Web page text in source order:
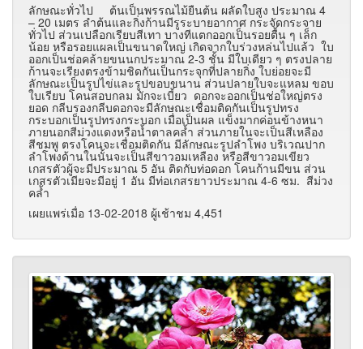
ลักษณะทั่วไป ต้นเป็นพรรณไม้ยืนต้น ผลัดใบสูง ประมาณ 4
– 20 เมตร ลำต้นและกิ่งก้านมีรูระบายอากาศ กระจัดกระจาย
ทั่วไป ส่วนเปลือกเรียบสีเทา บางทีแตกออกเป็นรอยตื้น ๆ เล็ก
น้อย หรือรอยแผลเป็นขนาดใหญ่ เกิดจากใบร่วงหล่นไปแล้ว ใบ
ออกเป็นช่อคล้ายขนนกประมาณ 2-3 ชั้น มีใบเดียว ๆ ตรงปลาย
ก้านจะเรียงตรงข้ามชิดกันเป็นกระจุกที่ปลายกิ่ง ใบย่อยจะมี
ลักษณะเป็นรูปไข่และรูปขอบขนาน ส่วนปลายใบจะแหลม ขอบ
ใบเรียบ โคนสอบกลม มักจะเบี้ยว ดอกจะออกเป็นช่อใหญ่ตรง
ยอด กลีบรองกลีบดอกจะมีลักษณะเชื่อมติดกันเป็นรูปทรง
กระบอกเป็นรูปทรงกระบอก เมื่อเป็นผล แข็งมากค่อนข้างหนา
ภายนอกสีม่วงแดงหรือน้ำตาลคล้ำ ส่วนภายในจะเป็นสีเหลือง
สีชมพู ตรงโคนจะเชื่อมติดกัน มีลักษณะรูปลำโพง บริเวณปาก
ลำโพงด้านในนั้นจะเป็นสีขาวอมเหลือง หรือสีขาวอมเขียว
เกสรตัวผู้จะมีประมาณ 5 อัน ติดกับท่อดอก โคนก้านมีขน ส่วน
เกสรตัวเมียจะมีอยู่ 1 อัน มีท่อเกสรยาวประมาณ 4-6 ซม. สีม่วง
คล้ำ
เผยแพร่เมื่อ 13-02-2018 ผู้เช้าชม 4,451